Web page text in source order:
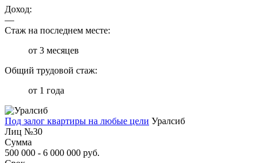
Доход:
—
Стаж на последнем месте:
от 3 месяцев
Общий трудовой стаж:
от 1 года
Под залог квартиры на любые цели Уралсиб
Лиц №30
Сумма
500 000 - 6 000 000 руб.